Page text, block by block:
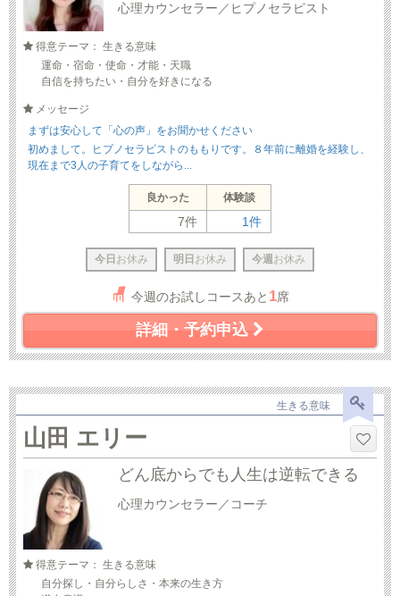
心理カウンセラー／ヒプノセラピスト
得意テーマ： 生きる意味
運命・宿命・使命・才能・天職
自信を持ちたい・自分を好きになる
メッセージ
まずは安心して「心の声」をお聞かせください
初めまして。ヒプノセラピストのももりです。８年前に離婚を経験し、
現在まで3人の子育てをしながら...
良かった 体験談
7件 1件
今日 お休み 明日 お休み 今週 お休み
今週のお試しコースあと 1席
詳細・予約申込
生きる意味
山田 エリー
どん底からでも人生は逆転できる
心理カウンセラー／コーチ
得意テーマ： 生きる意味
自分探し・自分らしさ・本来の生き方